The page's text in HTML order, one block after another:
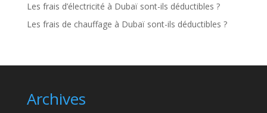
Les frais d’électricité à Dubaï sont-ils déductibles ?
Les frais de chauffage à Dubaï sont-ils déductibles ?
Archives